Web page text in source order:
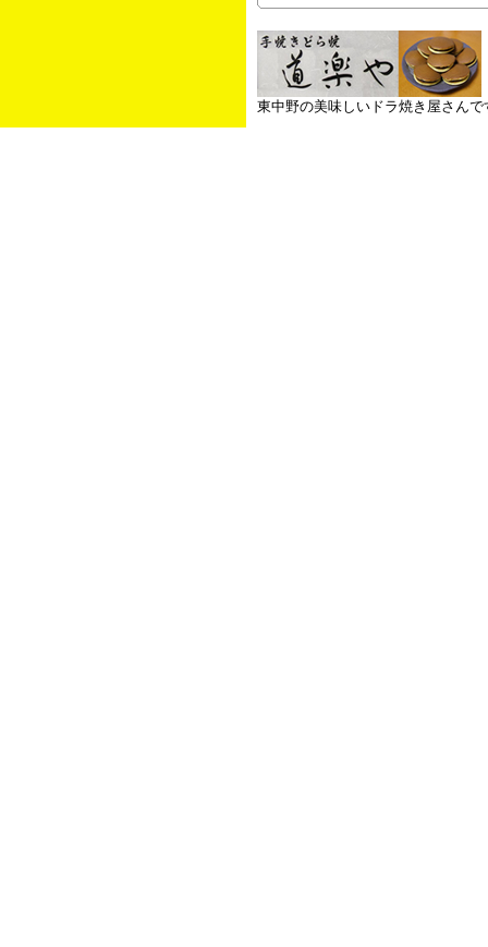
東中野の美味しいドラ焼き屋さんで